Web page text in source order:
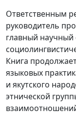
Ответственным
руководитель
главный научный
Книга
языковых
и якутского
этнической